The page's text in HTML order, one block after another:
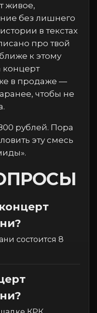
живое,
без лишнего
в текстах
про твой
к этому
концерт
в продаже —
чтобы не
рублей. Пора
эту смесь
состоится 8